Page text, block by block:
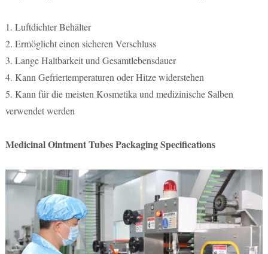
1. Luftdichter Behälter
2. Ermöglicht einen sicheren Verschluss
3. Lange Haltbarkeit und Gesamtlebensdauer
4. Kann Gefriertemperaturen oder Hitze widerstehen
5. Kann für die meisten Kosmetika und medizinische Salben
verwendet werden
Medicinal Ointment Tubes Packaging Specifications